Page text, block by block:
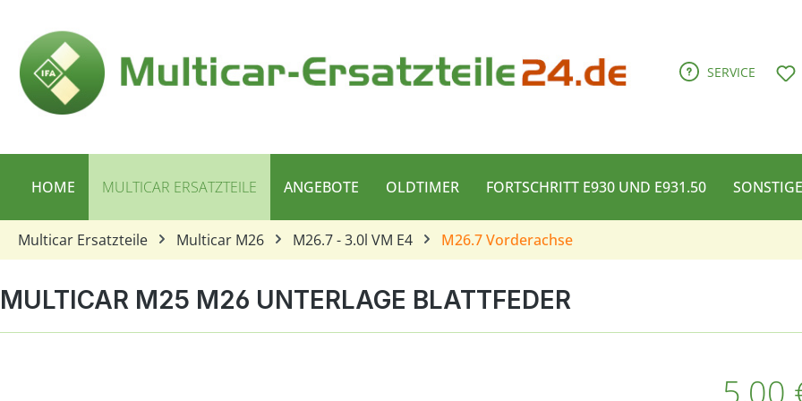
SERVICE
HOME MULTICAR ERSATZTEILE ANGEBOTE OLDTIMER FORTSCHRITT E930 UND E931.50
Multicar Ersatzteile Multicar M26 M26.7 - 3.0l VM E4 M26.7 Vorderachse
MULTICAR M25 M26 UNTERLAGE BLATTFEDER
Regulärer